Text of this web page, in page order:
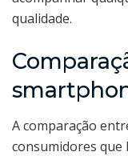
qualidade.
A comparação
consumidores que